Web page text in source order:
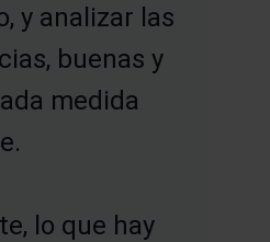
y analizar las
buenas y
medida
lo que hay